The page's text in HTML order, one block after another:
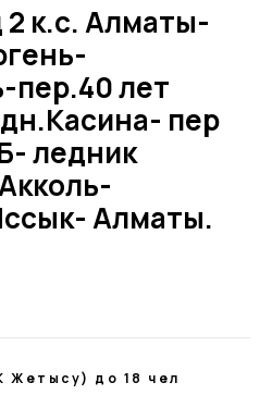
к.с. Алматы-
пер.40 лет
пер
ледник
Алматы.
Жетысу) до 18 чел